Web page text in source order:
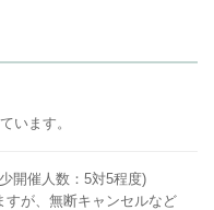
います。
開催人数：5対5程度)
が、無断キャンセルなど